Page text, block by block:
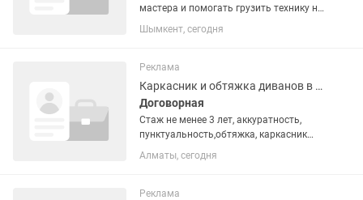
мастера и помогать грузить технику на
нашем авто. График 6/1 9:00-19:00
Зарплата 260.000 оклад Автомобиль
Категория B
Шымкент, сегодня
Реклама
Каркасник и обтяжка диванов в цех мягкой мебели мебели
Договорная
Стаж не менее 3 лет, аккуратность,
пунктуальность,обтяжка, каркасник
мягкой мебели
Алматы, сегодня
Реклама